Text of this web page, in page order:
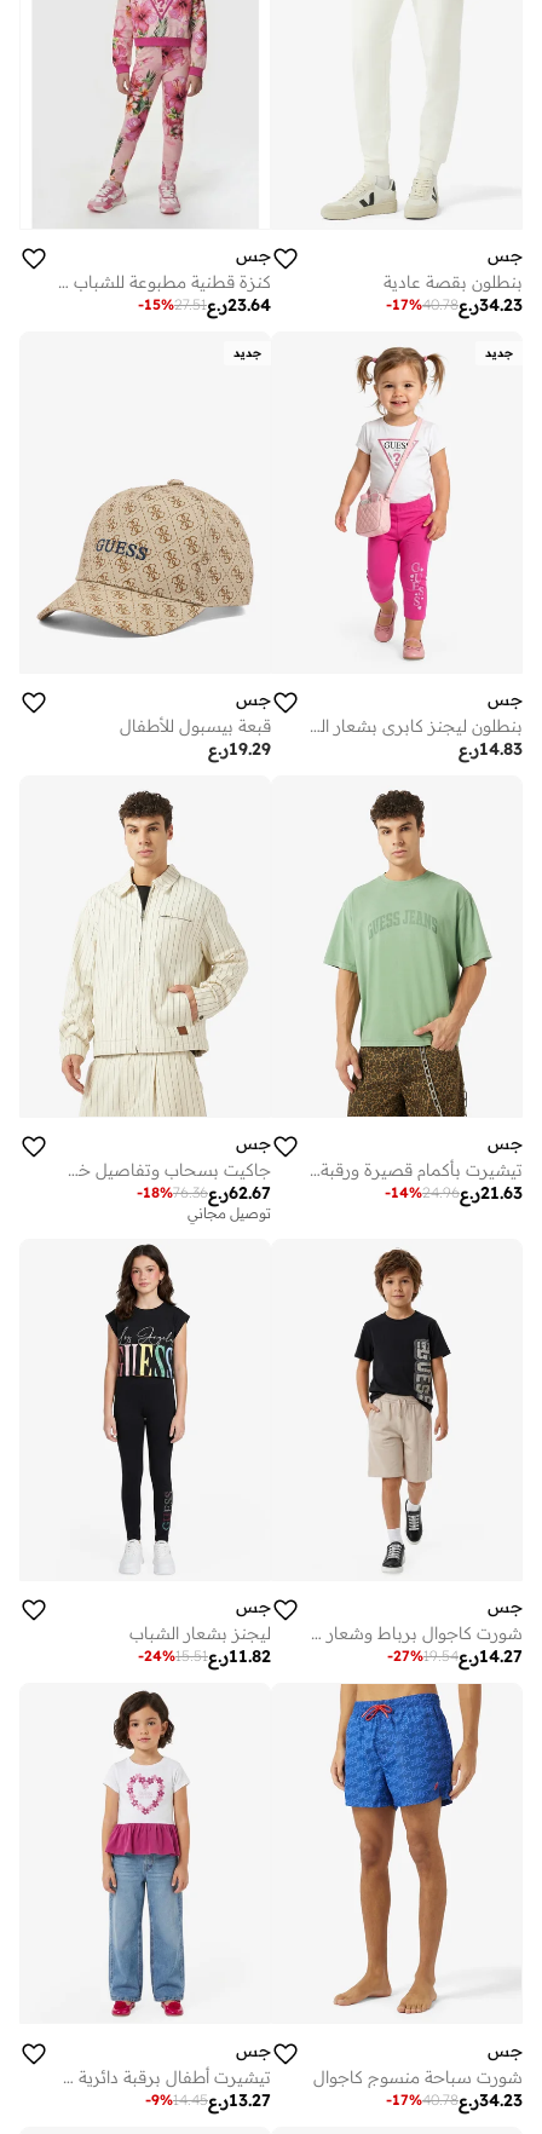
جس
بنطلون بقصة عادية
ر.ع34.23
40.78
-17%
جس
كنزة قطنية مطبوعة للشباب بياقة دائرية
ر.ع23.64
27.51
-15%
جديد
جس
بنطلون ليجنز كابري بشعار الرضع
ر.ع14.83
جديد
جس
قبعة بيسبول للأطفال
ر.ع19.29
جس
تيشيرت بأكمام قصيرة ورقبة دائرية
ر.ع21.63
24.96
-14%
جس
جاكيت بسحاب وتفاصيل خطوط
ر.ع62.67
76.36
-18%
توصيل مجاني
جس
شورت كاجوال برباط وشعار الشباب
ر.ع14.27
19.54
-27%
جس
ليجنز بشعار الشباب
ر.ع11.82
15.51
-24%
جس
شورت سباحة منسوج كاجوال
ر.ع34.23
40.78
-17%
جس
تيشيرت أطفال برقبة دائرية برسومات
ر.ع13.27
14.45
-9%